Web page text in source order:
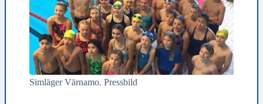
Simläger Värnamo. Pressbild